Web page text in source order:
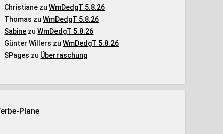
Christiane zuWmDedgT 5.8.26
Thomas zuWmDedgT 5.8.26
Sabine zuWmDedgT 5.8.26
Günter Willers zuWmDedgT 5.8.26
SPages zu Überraschung
Plane